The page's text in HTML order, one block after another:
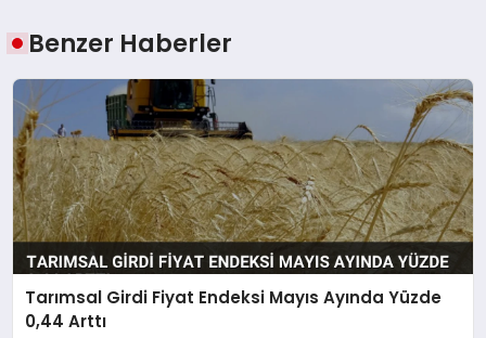
Benzer Haberler
Tarımsal Girdi Fiyat Endeksi Mayıs Ayında Yüzde
0,44 Arttı